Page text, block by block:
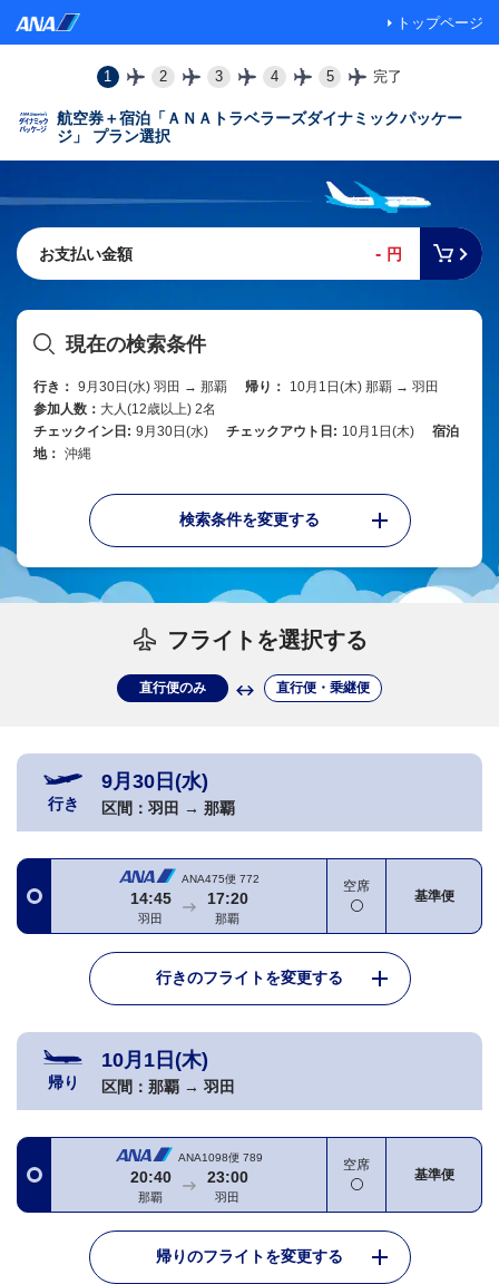
トップページ
1 2 3 4 5 完了
航空券＋宿泊「ＡＮＡトラベラーズダイナミックパッケー
ジ」 プラン選択
お支払い金額 - 円
現在の検索条件
行き： 9月30日(水) 羽田 → 那覇 帰り：
10月1日(木) 那覇 → 羽田
参加人数： 大人(12歳以上) 2名
チェックイン日: 9月30日(水) チェックアウト日: 10月1日(木)
宿泊
地： 沖縄
検索条件を変更する
フライトを選択する
直行便のみ 直行便・乗継便
行き
9月30日(水)
区間： 羽田 → 那覇
ANA475便 772
14:45
羽田
17:20
那覇
空席
基準便
行きのフライトを変更する
帰り
10月1日(木)
区間： 那覇 → 羽田
ANA1098便 789
20:40
那覇
23:00
羽田
空席
基準便
帰りのフライトを変更する